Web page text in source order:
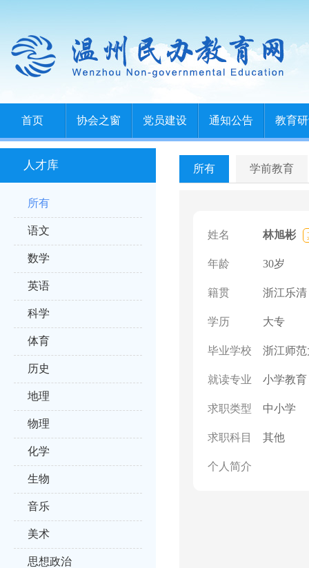
首页 协会之窗 党员建设 通知公告 教育
人才库
所有
语文
数学
英语
科学
体育
历史
地理
物理
化学
生物
音乐
美术
思想政治
所有 学前教育
姓名 林旭彬
年龄 30岁
籍贯 浙江乐清
学历 大专
毕业学校 浙江师
就读专业 小学教育
求职类型 中小学
求职科目 其他
个人简介